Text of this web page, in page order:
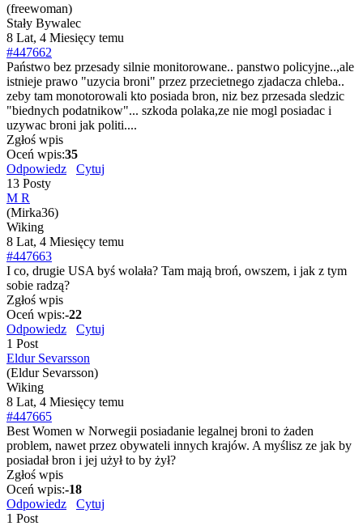
(freewoman)
Stały Bywalec
8 Lat, 4 Miesięcy temu
#447662
Państwo bez przesady silnie monitorowane.. panstwo policyjne..,ale
istnieje prawo "uzycia broni" przez przecietnego zjadacza chleba..
zeby tam monotorowali kto posiada bron, niz bez przesada sledzic
"biednych podatnikow"... szkoda polaka,ze nie mogl posiadac i
uzywac broni jak politi....
Zgłoś wpis
Oceń wpis:35
Odpowiedz
Cytuj
13 Posty
M R
(Mirka36)
Wiking
8 Lat, 4 Miesięcy temu
#447663
I co, drugie USA byś wolała? Tam mają broń, owszem, i jak z tym
sobie radzą?
Zgłoś wpis
Oceń wpis:-22
Odpowiedz
Cytuj
1 Post
Eldur Sevarsson
(Eldur Sevarsson)
Wiking
8 Lat, 4 Miesięcy temu
#447665
Best Women w Norwegii posiadanie legalnej broni to żaden
problem, nawet przez obywateli innych krajów. A myślisz ze jak by
posiadał bron i jej użył to by żył?
Zgłoś wpis
Oceń wpis:-18
Odpowiedz
Cytuj
1 Post